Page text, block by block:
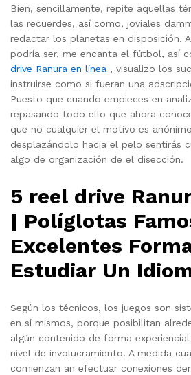
Bien, sencillamente, repite aquellas
las recuerdes, así­ como, joviales
redactar los planetas en disposición.
podrí­a ser, me encanta el fútbol, así­
drive Ranura en línea , visualizo los
instruirse como si fueran una
Puesto que cuando empieces en
repasando todo ello que ahora
que no cualquier el motivo es
desplazándolo hacia el pelo sentirás
algo de organización de el disección.
5 reel drive
| Políglotas
Excelentes
Estudiar Un
Según los técnicos, los juegos son
en sí mismos, porque posibilitan
algún contenido de forma
nivel de involucramiento. A medida
comienzan an efectuar conexiones